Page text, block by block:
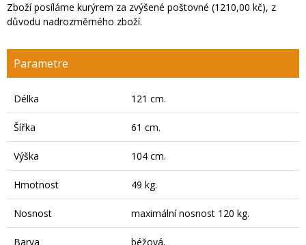
Zboží posíláme kurýrem za zvýšené poštovné (1210,00 kč), z
důvodu nadrozměrného zboží.
Parametre
Délka 121 cm.
Šířka 61 cm.
Výška 104 cm.
Hmotnost 49 kg.
Nosnost maximální nosnost 120 kg.
Barva béžová.